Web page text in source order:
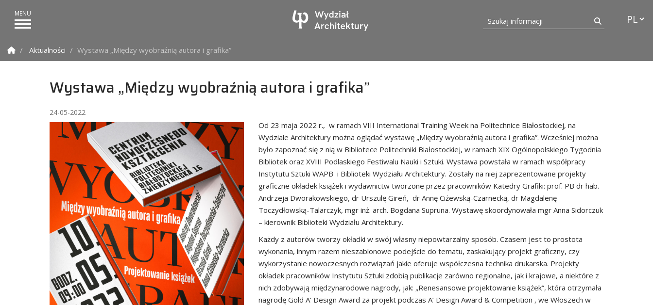
Szukaj informacji
Strona Główna
Aktualności Wystawa „Między wyobraźnią autora i grafika”
Wystawa „Między wyobraźnią autora i grafika”
24-05-2022
Od 23 maja 2022 r., w ramach VIII International Training Week na Politechnice Białostockiej, na
Wydziale Architektury można oglądać wystawę „Między wyobraźnią autora i grafika”. Wcześniej można
było zapoznać się z nią w Bibliotece Politechniki Białostockiej, w ramach XIX Ogólnopolskiego Tygodnia
Bibliotek oraz XVIII Podlaskiego Festiwalu Nauki i Sztuki. Wystawa powstała w ramach współpracy
Instytutu Sztuki WAPB i Biblioteki Wydziału Architektury. Zostały na niej zaprezentowane projekty
graficzne okładek książek i wydawnictw tworzone przez pracowników Katedry Grafiki: prof. PB dr hab.
Andrzeja Dworakowskiego, dr Urszulę Gireń, dr Annę Ciżewską-Czarnecką, dr Magdalenę
Toczydłowską-Talarczyk, mgr inż. arch. Bogdana Supruna. Wystawę skoordynowała mgr Anna Sidorczuk
– kierownik Biblioteki Wydziału Architektury.
Każdy z autorów tworzy okładki w swój własny niepowtarzalny sposób. Czasem jest to prostota
wykonania, innym razem nieszablonowe podejście do tematu, zaskakujący projekt graficzny, czy
wykorzystanie nowoczesnych rozwiązań jakie oferuje współczesna technika drukarska. Projekty
okładek pracowników Instytutu Sztuki zdobią publikacje zarówno regionalne, jak i krajowe, a niektóre z
nich zdobywają międzynarodowe nagrody, jak: „Renesansowe projektowanie książek”, która otrzymała
nagrodę Gold A’ Design Award za projekt podczas A’ Design Award & Competition , we Włoszech w